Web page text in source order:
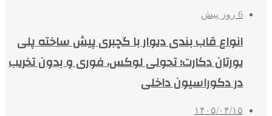
6 روز پیش
انواع قاب بندی دیوار با گچبری پیش ساخته پلی
یورتان دکارت؛ تحولی لوکس، فوری و بدون تخریب
در دکوراسیون داخلی
۱۴۰۵/۰۴/۱۵